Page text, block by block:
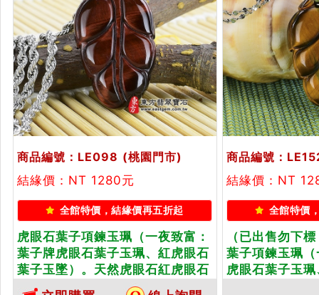
商品編號：LE098 (桃園門市)
結緣價：NT 1280元
全館特價，結緣價再五折起
虎眼石葉子項鍊玉珮（一夜致富：
葉子牌虎眼石葉子玉珮、紅虎眼石
葉子玉墜）。天然虎眼石紅虎眼石
葉子，LE098。客製化訂做各種虎
商品編號：
結緣價：NT
全館特價
（已出售勿下
葉子項鍊玉珮
虎眼石葉子玉